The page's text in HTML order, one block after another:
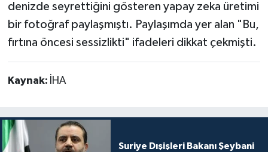
denizde seyrettiğini gösteren yapay zeka üretimi
bir fotoğraf paylaşmıştı. Paylaşımda yer alan "Bu,
fırtına öncesi sessizlikti" ifadeleri dikkat çekmişti.
Kaynak: İHA
Suriye Dışişleri Bakanı Şeybani